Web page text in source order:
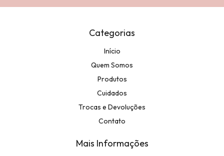
Categorias
Início
Quem Somos
Produtos
Cuidados
Trocas e Devoluções
Contato
Mais Informações